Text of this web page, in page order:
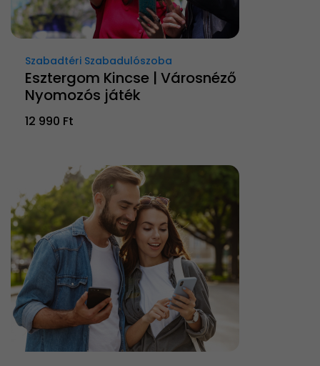
Szabadtéri Szabadulószoba
Esztergom Kincse | Városnéző
Nyomozós játék
12 990 Ft